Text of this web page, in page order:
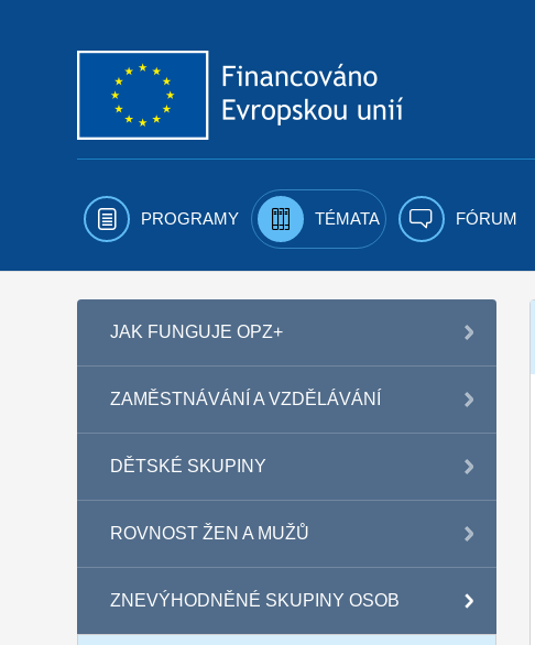
PROGRAMY TÉMATA FÓRUM
JAK FUNGUJE OPZ+
ZAMĚSTNÁVÁNÍ A VZDĚLÁVÁNÍ
DĚTSKÉ SKUPINY
ROVNOST ŽEN A MUŽŮ
ZNEVÝHODNĚNÉ SKUPINY OSOB